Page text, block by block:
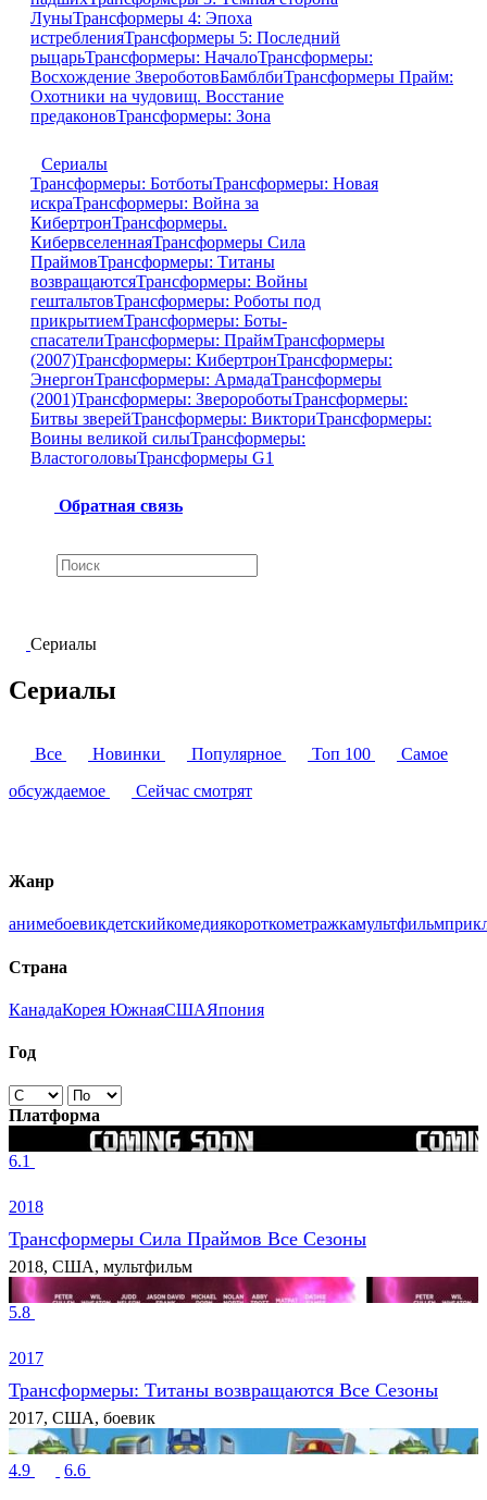
ЛуныТрансформеры 4: Эпоха
истребленияТрансформеры 5: Последний
рыцарьТрансформеры: НачалоТрансформеры:
Восхождение ЗвероботовБамблбиТрансформеры Прайм:
Охотники на чудовищ. Восстание
предаконовТрансформеры: Зона
Сериалы
Трансформеры: БотботыТрансформеры: Новая
искраТрансформеры: Война за
КибертронТрансформеры.
КибервселеннаяТрансформеры Сила
ПраймовТрансформеры: Титаны
возвращаютсяТрансформеры: Войны
гештальтовТрансформеры: Роботы под
прикрытиемТрансформеры: Боты-
спасателиТрансформеры: ПраймТрансформеры
(2007)Трансформеры: КибертронТрансформеры:
ЭнергонТрансформеры: АрмадаТрансформеры
(2001)Трансформеры: ЗверороботыТрансформеры:
Битвы зверейТрансформеры: ВикториТрансформеры:
Воины великой силыТрансформеры:
ВластоголовыТрансформеры G1
Обратная связь
Сериалы
Сериалы
Все Новинки Популярное Топ 100
Самое
обсуждаемое
Сейчас смотрят
Жанр
анимебоевикдетскийкомедиякороткометражкамультфильм
Страна
КанадаКорея ЮжнаяСШАЯпония
Год
Платформа
6.1
2018
Трансформеры Сила Праймов Все Сезоны
2018, США, мультфильм
5.8
2017
Трансформеры: Титаны возвращаются Все Сезоны
2017, США, боевик
4.9 6.6